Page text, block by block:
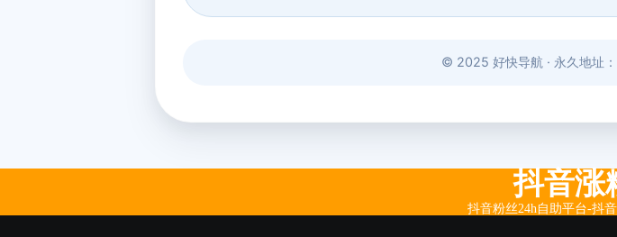
抖音涨
抖音粉丝24h自助平台-抖